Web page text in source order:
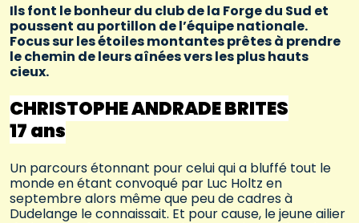
Ils font le bonheur du club de la Forge du Sud et
poussent au portillon de l’équipe nationale.
Focus sur les étoiles montantes prêtes à prendre
le chemin de leurs aînées vers les plus hauts
cieux.
CHRISTOPHE ANDRADE BRITES
17 ans
Un parcours étonnant pour celui qui a bluffé tout le
monde en étant convoqué par Luc Holtz en
septembre alors même que peu de cadres à
Dudelange le connaissait. Et pour cause, le jeune ailier